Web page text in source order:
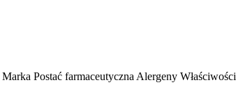
Marka Postać farmaceutyczna Alergeny Właściwości